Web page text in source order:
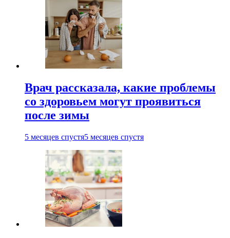
Врач рассказала, какие проблемы
со здоровьем могут проявиться
после зимы
5 месяцев спустя5 месяцев спустя